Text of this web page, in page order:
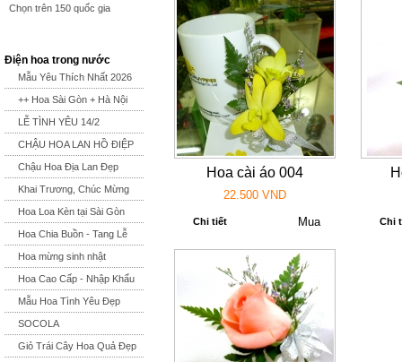
Chọn trên 150 quốc gia
Điện hoa trong nước
Mẫu Yêu Thích Nhất 2026
++ Hoa Sài Gòn + Hà Nội
LỄ TÌNH YÊU 14/2
CHẬU HOA LAN HỒ ĐIỆP
Chậu Hoa Địa Lan Đẹp
Khai Trương, Chúc Mừng
Hoa Loa Kèn tại Sài Gòn
Hoa Chia Buồn - Tang Lễ
Hoa mừng sinh nhật
Hoa Cao Cấp - Nhập Khẩu
Mẫu Hoa Tình Yêu Đẹp
SOCOLA
Giỏ Trái Cây Hoa Quả Đẹp
Hoa cài áo 004
22.500 VND
Chi tiết Chi